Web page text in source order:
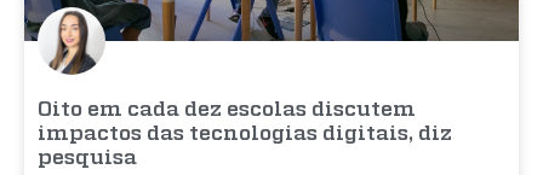
Oito em cada dez escolas discutem
impactos das tecnologias digitais, diz
pesquisa